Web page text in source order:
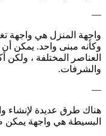
—
واجهة المنزل هي واجهة
وكأنه مبنى واحد. يمكن
العناصر المختلفة ، ولكن
والشرفات.
—
هناك طرق عديدة لإنشاء
البسيطة هي واجهة يمكن